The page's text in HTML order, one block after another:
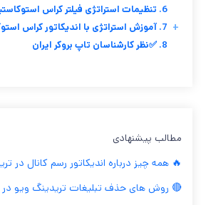
6. تنظیمات استراتژی فیلتر کراس استوکاستیک
7. آموزش استراتژی با اندیکاتور کراس استوکاستیک +
8. ✅نظر کارشناسان تاپ بروکر ایران
مطالب پیشنهادی
🔥 همه چیز درباره اندیکاتور رسم کانال در
🔴 روش های حذف تبلیغات تریدینگ ویو